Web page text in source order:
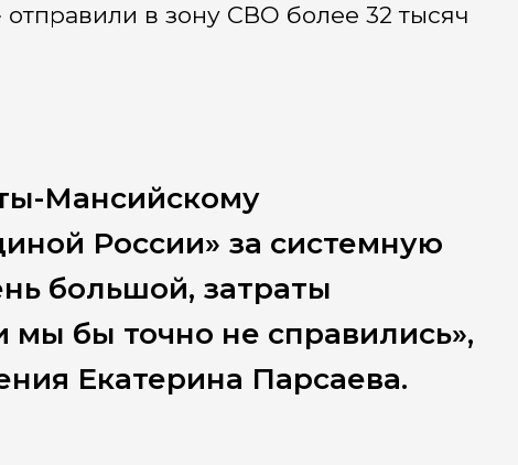
в зону СВО более 32 тысяч
Мансийскому
России» за системную
большой, затраты
бы точно не справились»,
Екатерина Парсаева.